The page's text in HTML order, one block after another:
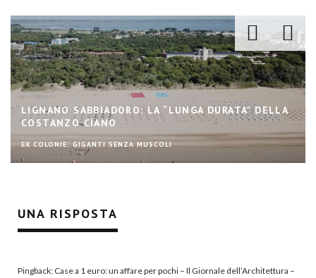
MOMOWO, UN PROGETTO PIONIERISTICO SULLA
CREATIVITÀ FEMMINILE
ARCHITETTURA SOSTANTIVO FEMMINILE
UNA RISPOSTA
Pingback: Case a 1 euro: un affare per pochi – Il Giornale dell’Architettura –